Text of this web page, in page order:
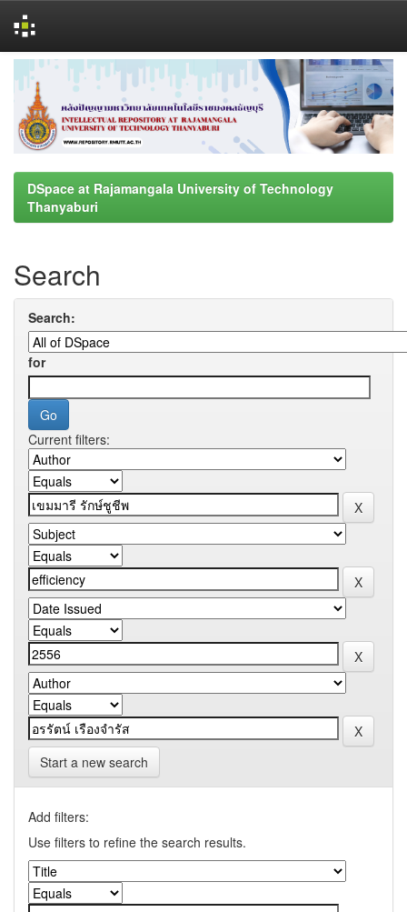
navigation
DSpace at Rajamangala University of Technology
Thanyaburi
Search
Search:
for
Current filters:
Start a new search
Add filters:
Use filters to refine the search results.